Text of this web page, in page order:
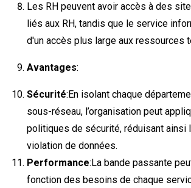
Les RH peuvent avoir accès à des
liés aux RH, tandis que le service
d'un accès plus large aux ressources
Avantages:
Sécurité:En isolant chaque
sous-réseau, l’organisation peut
politiques de sécurité, réduisant ainsi
violation de données.
Performance:La bande passante
fonction des besoins de chaque